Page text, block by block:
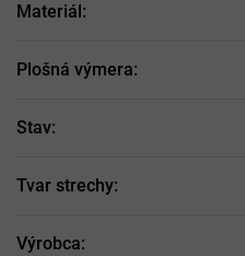
Materiál:
Plošná výmera:
Stav:
Tvar strechy:
Výrobca: